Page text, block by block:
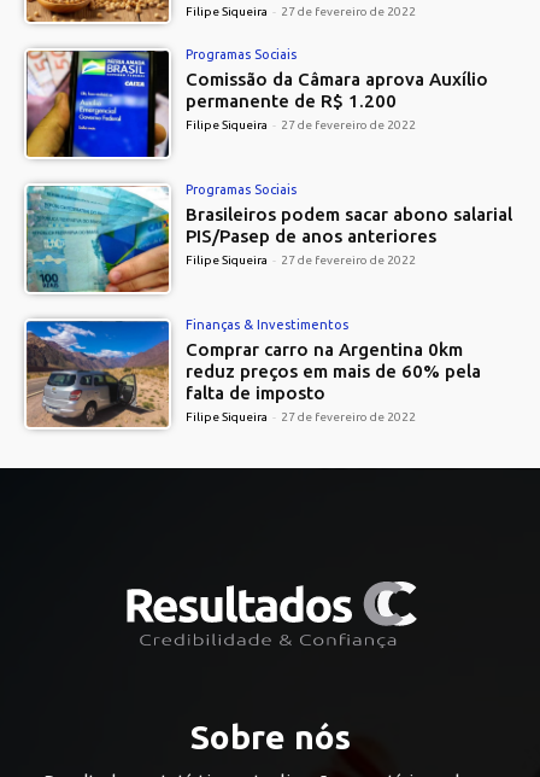
Filipe Siqueira - 27 de fevereiro de 2022
Programas Sociais
Comissão da Câmara aprova Auxílio
permanente de R$ 1.200
Filipe Siqueira - 27 de fevereiro de 2022
Programas Sociais
Brasileiros podem sacar abono salarial
PIS/Pasep de anos anteriores
Filipe Siqueira - 27 de fevereiro de 2022
Finanças & Investimentos
Comprar carro na Argentina 0km
reduz preços em mais de 60% pela
falta de imposto
Filipe Siqueira - 27 de fevereiro de 2022
Sobre nós